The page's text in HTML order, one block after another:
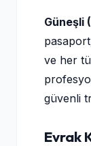
Güneşli
ve her
güvenli
Evrak